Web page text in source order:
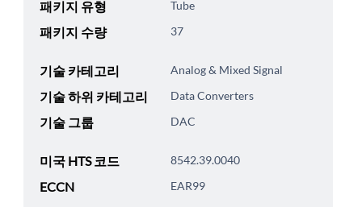
패키지 유형 Tube
패키지 수량 37
기술 카테고리 Analog & Mixed Signal
기술 하위 카테고리 Data Converters
기술 그룹 DAC
미국 HTS 코드 8542.39.0040
ECCN EAR99